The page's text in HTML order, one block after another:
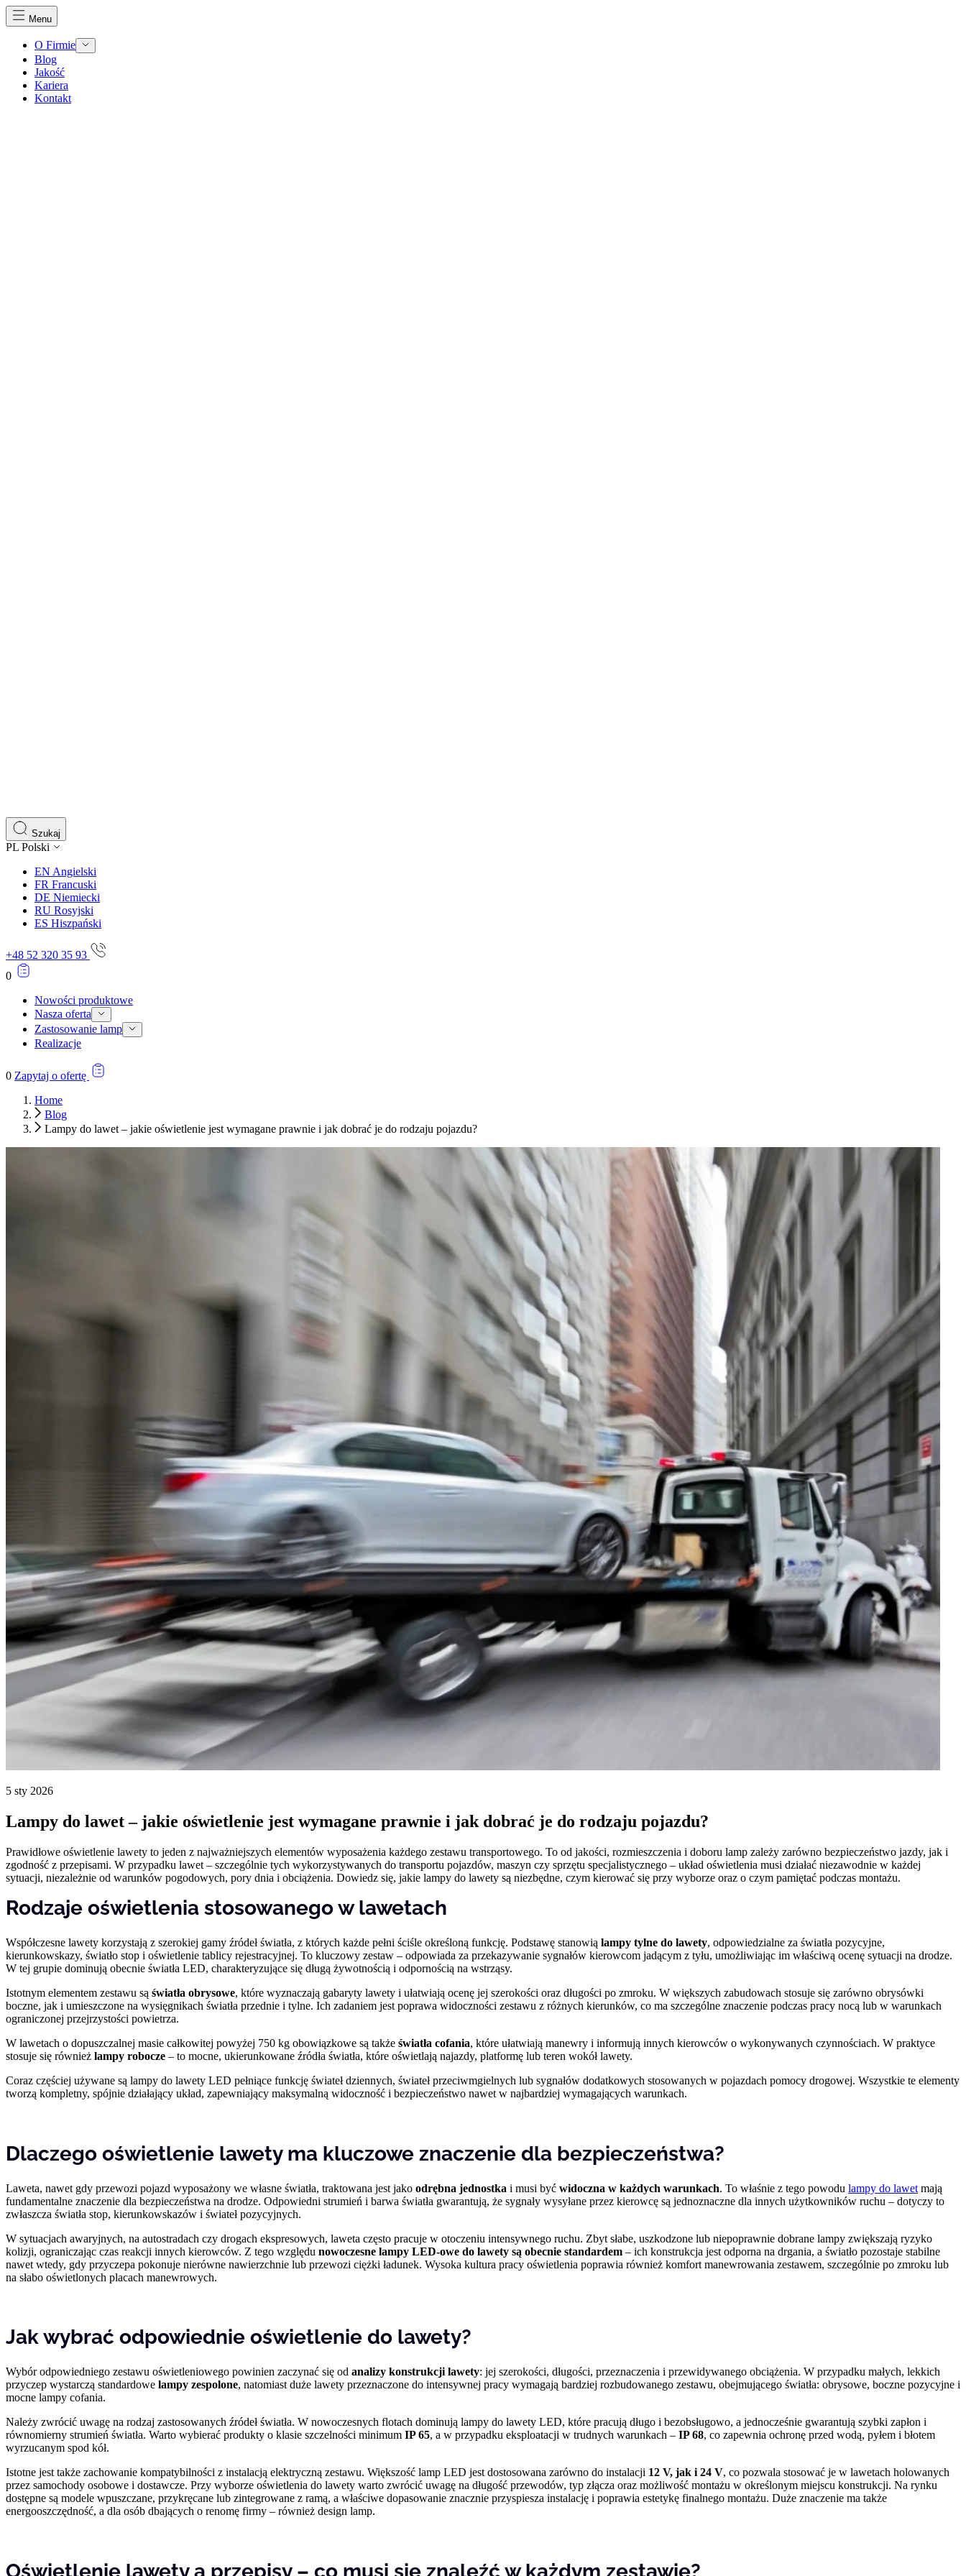
Menu
O Firmie
Blog
Jakość
Kariera
Kontakt
Szukaj
PL Polski
EN Angielski
FR Francuski
DE Niemiecki
RU Rosyjski
ES Hiszpański
+48 52 320 35 93
0
Nowości produktowe
Nasza oferta
Zastosowanie lamp
Realizacje
0 Zapytaj o ofertę
Home
Blog
Lampy do lawet – jakie oświetlenie jest wymagane prawnie i jak dobrać je do rodzaju pojazdu?
5 sty 2026
Lampy do lawet – jakie oświetlenie jest wymagane prawnie i jak dobrać je do rodzaju pojazdu?
Prawidłowe oświetlenie lawety to jeden z najważniejszych elementów wyposażenia każdego zestawu transportowego. To od jakości, rozmieszczenia i doboru lamp zależy zarówno bezpieczeństwo jazdy, jak i
zgodność z przepisami. W przypadku lawet – szczególnie tych wykorzystywanych do transportu pojazdów, maszyn czy sprzętu specjalistycznego – układ oświetlenia musi działać niezawodnie w każdej
sytuacji, niezależnie od warunków pogodowych, pory dnia i obciążenia. Dowiedz się, jakie lampy do lawety są niezbędne, czym kierować się przy wyborze oraz o czym pamiętać podczas montażu.
Rodzaje oświetlenia stosowanego w lawetach
Współczesne lawety korzystają z szerokiej gamy źródeł światła, z których każde pełni ściśle określoną funkcję. Podstawę stanowią lampy tylne do lawety, odpowiedzialne za światła pozycyjne,
kierunkowskazy, światło stop i oświetlenie tablicy rejestracyjnej. To kluczowy zestaw – odpowiada za przekazywanie sygnałów kierowcom jadącym z tyłu, umożliwiając im właściwą ocenę sytuacji na drodze.
W tej grupie dominują obecnie światła LED, charakteryzujące się długą żywotnością i odpornością na wstrząsy.
Istotnym elementem zestawu są światła obrysowe, które wyznaczają gabaryty lawety i ułatwiają ocenę jej szerokości oraz długości po zmroku. W większych zabudowach stosuje się zarówno obrysówki
boczne, jak i umieszczone na wysięgnikach światła przednie i tylne. Ich zadaniem jest poprawa widoczności zestawu z różnych kierunków, co ma szczególne znaczenie podczas pracy nocą lub w warunkach
ograniczonej przejrzystości powietrza.
W lawetach o dopuszczalnej masie całkowitej powyżej 750 kg obowiązkowe są także światła cofania, które ułatwiają manewry i informują innych kierowców o wykonywanych czynnościach. W praktyce
stosuje się również lampy robocze – to mocne, ukierunkowane źródła światła, które oświetlają najazdy, platformę lub teren wokół lawety.
Coraz częściej używane są lampy do lawety LED pełniące funkcję świateł dziennych, świateł przeciwmgielnych lub sygnałów dodatkowych stosowanych w pojazdach pomocy drogowej. Wszystkie te elementy
tworzą kompletny, spójnie działający układ, zapewniający maksymalną widoczność i bezpieczeństwo nawet w najbardziej wymagających warunkach.
Dlaczego oświetlenie lawety ma kluczowe znaczenie dla bezpieczeństwa?
Laweta, nawet gdy przewozi pojazd wyposażony we własne światła, traktowana jest jako odrębna jednostka i musi być widoczna w każdych warunkach. To właśnie z tego powodu lampy do lawet mają
fundamentalne znaczenie dla bezpieczeństwa na drodze. Odpowiedni strumień i barwa światła gwarantują, że sygnały wysyłane przez kierowcę są jednoznaczne dla innych użytkowników ruchu – dotyczy to
zwłaszcza światła stop, kierunkowskazów i świateł pozycyjnych.
W sytuacjach awaryjnych, na autostradach czy drogach ekspresowych, laweta często pracuje w otoczeniu intensywnego ruchu. Zbyt słabe, uszkodzone lub niepoprawnie dobrane lampy zwiększają ryzyko
kolizji, ograniczając czas reakcji innych kierowców. Z tego względu nowoczesne lampy LED-owe do lawety są obecnie standardem – ich konstrukcja jest odporna na drgania, a światło pozostaje stabilne
nawet wtedy, gdy przyczepa pokonuje nierówne nawierzchnie lub przewozi ciężki ładunek. Wysoka kultura pracy oświetlenia poprawia również komfort manewrowania zestawem, szczególnie po zmroku lub
na słabo oświetlonych placach manewrowych.
Jak wybrać odpowiednie oświetlenie do lawety?
Wybór odpowiedniego zestawu oświetleniowego powinien zaczynać się od analizy konstrukcji lawety: jej szerokości, długości, przeznaczenia i przewidywanego obciążenia. W przypadku małych, lekkich
przyczep wystarczą standardowe lampy zespolone, natomiast duże lawety przeznaczone do intensywnej pracy wymagają bardziej rozbudowanego zestawu, obejmującego światła: obrysowe, boczne pozycyjne i
mocne lampy cofania.
Należy zwrócić uwagę na rodzaj zastosowanych źródeł światła. W nowoczesnych flotach dominują lampy do lawety LED, które pracują długo i bezobsługowo, a jednocześnie gwarantują szybki zapłon i
równomierny strumień światła. Warto wybierać produkty o klasie szczelności minimum IP 65, a w przypadku eksploatacji w trudnych warunkach – IP 68, co zapewnia ochronę przed wodą, pyłem i błotem
wyrzucanym spod kół.
Istotne jest także zachowanie kompatybilności z instalacją elektryczną zestawu. Większość lamp LED jest dostosowana zarówno do instalacji 12 V, jak i 24 V, co pozwala stosować je w lawetach holowanych
przez samochody osobowe i dostawcze. Przy wyborze oświetlenia do lawety warto zwrócić uwagę na długość przewodów, typ złącza oraz możliwość montażu w określonym miejscu konstrukcji. Na rynku
dostępne są modele wpuszczane, przykręcane lub zintegrowane z ramą, a właściwe dopasowanie znacznie przyspiesza instalację i poprawia estetykę finalnego montażu. Duże znaczenie ma także
energooszczędność, a dla osób dbających o renomę firmy – również design lamp.
Oświetlenie lawety a przepisy – co musi się znaleźć w każdym zestawie?
Wykorzystujemy pliki cookie do spersonalizowania treści i reklam, aby oferować funkcje społecznościowe i analizować ruch w naszej
witrynie. Informacje o tym, jak korzystasz z naszej witryny, udostępniamy partnerom społecznościowym, reklamowym i analitycznym.
Partnerzy mogą połączyć te informacje z innymi danymi otrzymanymi od Ciebie lub uzyskanymi podczas korzystania z ich usług.
Niezbędne
Niezbędne pliki cookie mają kluczowe znaczenie dla podstawowych funkcji witryny i witryna nie będzie działać w zamierzony sposób bez
nich. Te pliki cookie nie przechowują żadnych danych umożliwiających identyfikację osoby.
Preferencje
Pliki cookie dotyczące preferencji umożliwiają stronie zapamiętanie informacji, które zmieniają wygląd lub funkcjonowanie strony, np.
preferowany język lub region, w którym znajduje się użytkownik.
Statystyka
Statystyczne pliki cookie pomagają właścicielem stron internetowych zrozumieć, w jaki sposób różni użytkownicy zachowują się na stronie,
gromadząc i zgłaszając anonimowe informacje.
Marketing
Marketingowe pliki cookie stosowane są w celu śledzenia użytkowników na stronach internetowych. Celem jest wyświetlanie reklam, które są
istotne i interesujące dla poszczególnych użytkowników i tym samym bardziej cenne dla wydawców i reklamodawców strony trzeciej.
Nieklasyfikowane